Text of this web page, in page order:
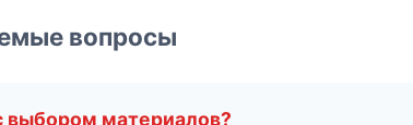
вопросы
выбором материалов?